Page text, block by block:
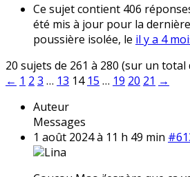
Ce sujet contient 406
été mis à jour pour la
poussière isolée, le il y a 4
20 sujets de 261 à 280 (sur un total
← 1 2 3 … 13 14 15 … 19 20 21 →
Auteur
Messages
1 août 2024 à 11 h 49 min
Lina